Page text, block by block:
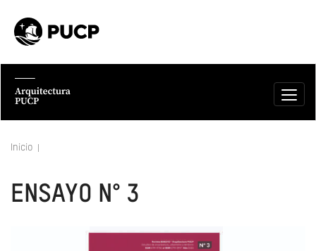
Inicio
ENSAYO N° 3